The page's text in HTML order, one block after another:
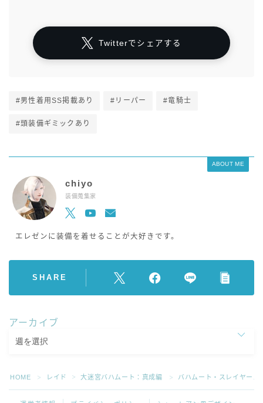
Twitterでシェアする
#男性着用SS掲載あり #リーパー #竜騎士
#頭装備ギミックあり
ABOUT ME
chiyo
装備蒐集家
エレゼンに装備を着せることが大好きです。
SHARE
アーカイブ
HOME ＞ レイド ＞ 大迷宮バハムート：真成編 ＞ バハムート・スレイヤーメ